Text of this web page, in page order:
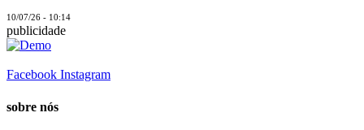
10/07/26 - 10:14
publicidade
Facebook Instagram
sobre nós